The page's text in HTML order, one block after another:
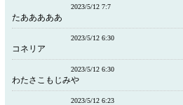
2023/5/12 7:7
たあああああ
2023/5/12 6:30
コネリア
2023/5/12 6:30
わたさこもじみや
2023/5/12 6:23